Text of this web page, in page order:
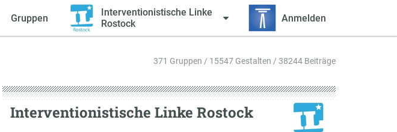
Gruppen
Interventionistische Linke
Rostock
Anmelden
371 Gruppen / 15547 Gestalten / 38244 Beiträge
Interventionistische Linke Rostock